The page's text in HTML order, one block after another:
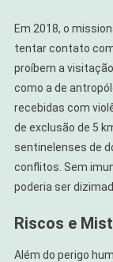
Em 2018, o
tentar contato
proíbem a
como a de
recebidas com
de exclusão de 5
sentinelenses de
conflitos. Sem
poderia ser
Riscos e
Além do perigo